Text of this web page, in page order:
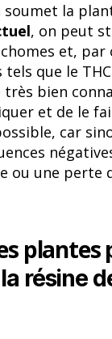
soumet la
, on peut
et, par
que le
très bien
et de le
car
ou une perte
plantes
résine